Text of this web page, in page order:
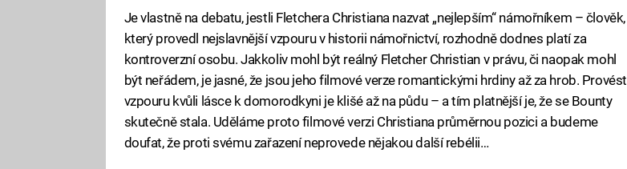
Je vlastně na debatu, jestli Fletchera Christiana nazvat „nejlepším“ námořníkem – člověk,
který provedl nejslavnější vzpouru v historii námořnictví, rozhodně dodnes platí za
kontroverzní osobu. Jakkoliv mohl být reálný Fletcher Christian v právu, či naopak mohl
být neřádem, je jasné, že jsou jeho filmové verze romantickými hrdiny až za hrob. Provést
vzpouru kvůli lásce k domorodkyni je klišé až na půdu – a tím platnější je, že se Bounty
skutečně stala. Uděláme proto filmové verzi Christiana průměrnou pozici a budeme
doufat, že proti svému zařazení neprovede nějakou další rebélii…